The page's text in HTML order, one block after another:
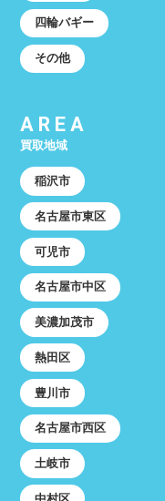
四輪バギー
その他
AREA
買取地域
稲沢市
名古屋市東区
可児市
名古屋市中区
美濃加茂市
熱田区
豊川市
名古屋市西区
土岐市